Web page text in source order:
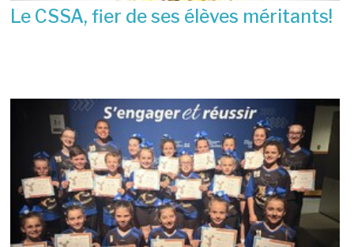
Le CSSA, fier de ses élèves méritants!